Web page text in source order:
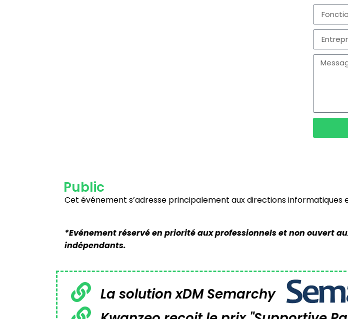
Public
Cet événement s’adresse principalement aux directions informatiques
*Evénement réservé en priorité aux professionnels et non ouvert
indépendants.
La solution xDM Semarchy